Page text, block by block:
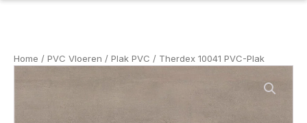
Home / PVC Vloeren / Plak PVC / Therdex 10041 PVC-Plak